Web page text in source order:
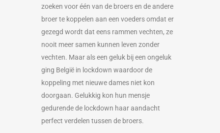
zoeken voor één van de broers en de andere
broer te koppelen aan een voeders omdat er
gezegd wordt dat eens rammen vechten, ze
nooit meer samen kunnen leven zonder
vechten. Maar als een geluk bij een ongeluk
ging België in lockdown waardoor de
koppeling met nieuwe dames niet kon
doorgaan. Gelukkig kon hun mensje
gedurende de lockdown haar aandacht
perfect verdelen tussen de broers.